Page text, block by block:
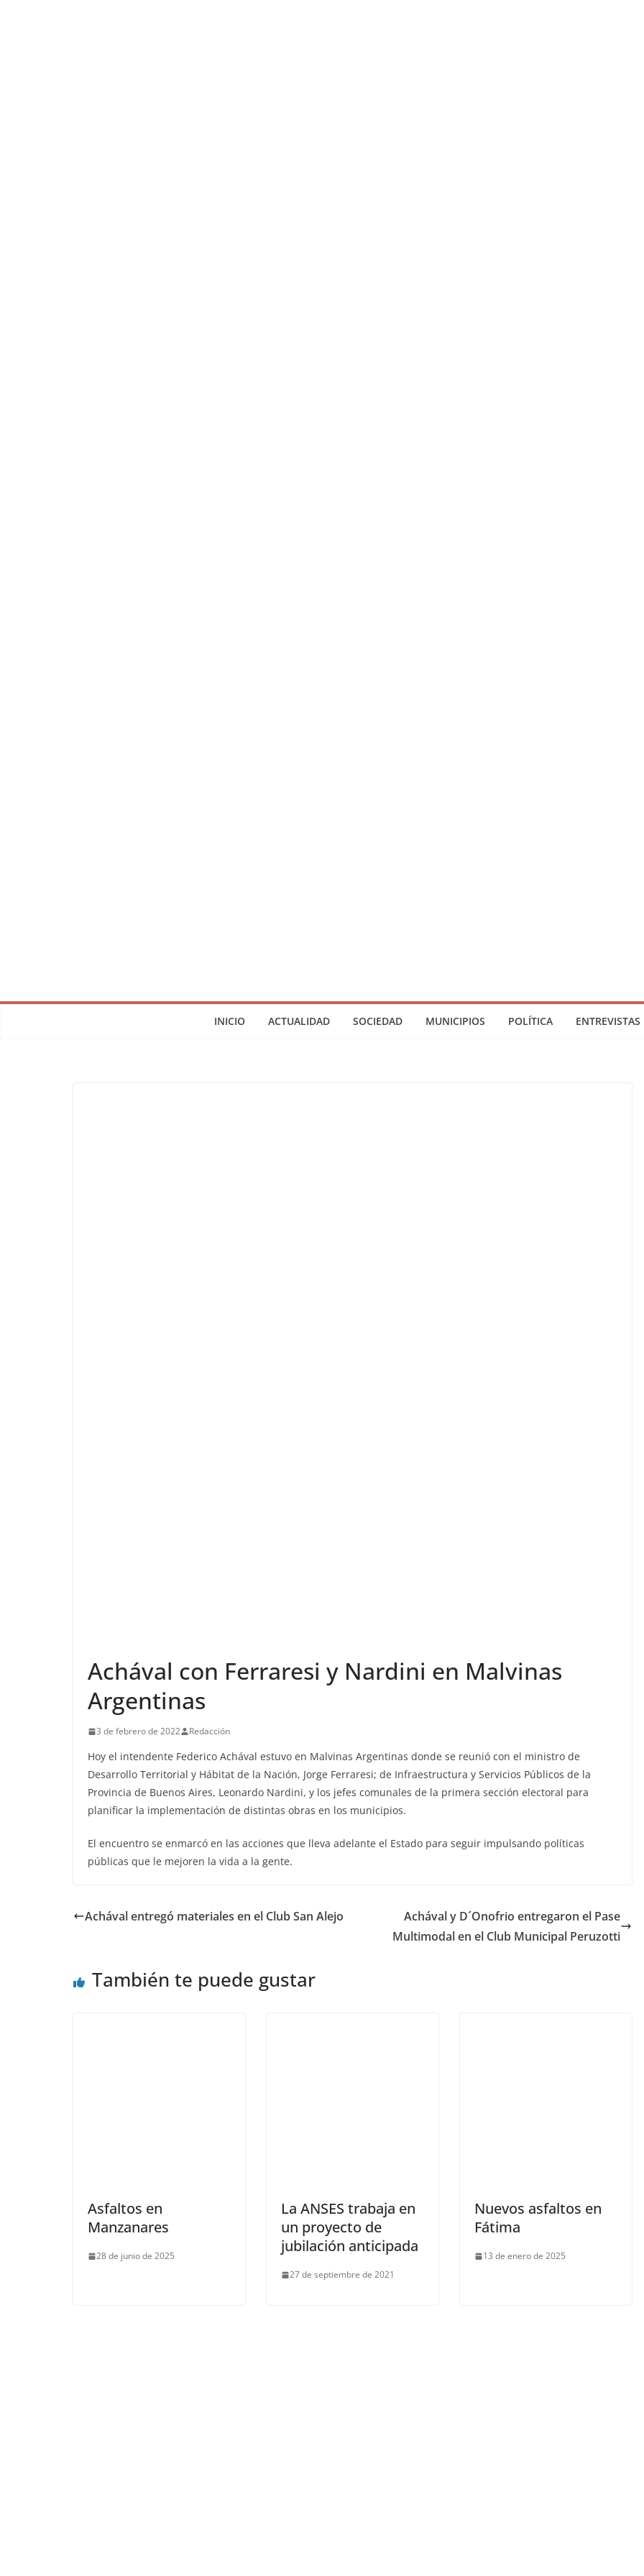
INICIO ACTUALIDAD SOCIEDAD MUNICIPIOS POLÍTICA ENTREVISTAS
Achával con Ferraresi y Nardini en Malvinas
Argentinas
3 de febrero de 2022 Redacción
Hoy el intendente Federico Achával estuvo en Malvinas Argentinas donde se reunió con el ministro de
Desarrollo Territorial y Hábitat de la Nación, Jorge Ferraresi; de Infraestructura y Servicios Públicos de la
Provincia de Buenos Aires, Leonardo Nardini, y los jefes comunales de la primera sección electoral para
planificar la implementación de distintas obras en los municipios.
El encuentro se enmarcó en las acciones que lleva adelante el Estado para seguir impulsando políticas
públicas que le mejoren la vida a la gente.
Achával entregó materiales en el Club San Alejo
Achával y D´Onofrio entregaron el Pase
Multimodal en el Club Municipal Peruzotti
También te puede gustar
Asfaltos en
Manzanares
28 de junio de 2025
La ANSES trabaja en
un proyecto de
jubilación anticipada
27 de septiembre de 2021
Nuevos asfaltos en
Fátima
13 de enero de 2025